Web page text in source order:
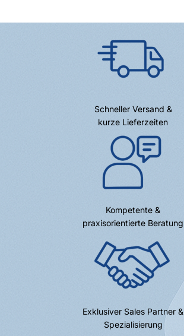
Schneller Versand &
kurze Lieferzeiten
Kompetente &
praxisorientierte Beratung
Exklusiver Sales Partner &
Spezialisierung